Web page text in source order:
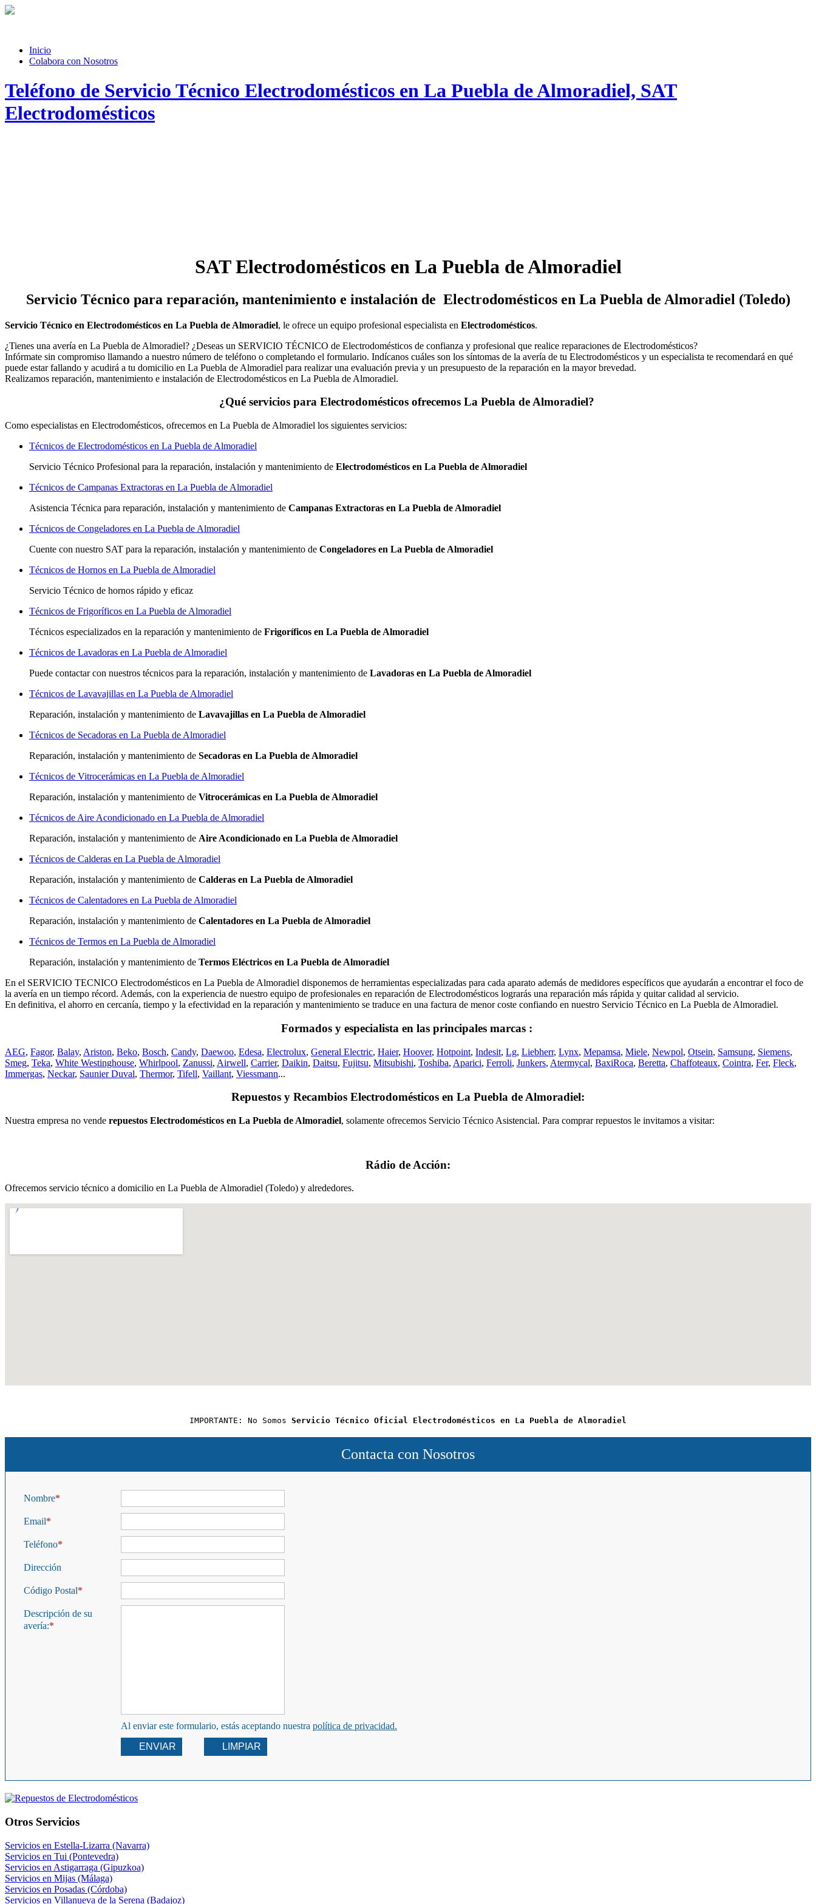
Inicio
Colabora con Nosotros
Teléfono de Servicio Técnico Electrodomésticos en La Puebla de Almoradiel, SAT
Electrodomésticos
SAT Electrodomésticos en La Puebla de Almoradiel
Servicio Técnico para reparación, mantenimiento e instalación de Electrodomésticos en La Puebla de Almoradiel (Toledo)
Servicio Técnico en Electrodomésticos en La Puebla de Almoradiel, le ofrece un equipo profesional especialista en Electrodomésticos.
¿Tienes una avería en La Puebla de Almoradiel? ¿Deseas un SERVICIO TÉCNICO de Electrodomésticos de confianza y profesional que realice reparaciones de Electrodomésticos?
Infórmate sin compromiso llamando a nuestro número de teléfono o completando el formulario. Indícanos cuáles son los síntomas de la avería de tu Electrodomésticos y un especialista te recomendará en qué
puede estar fallando y acudirá a tu domicilio en La Puebla de Almoradiel para realizar una evaluación previa y un presupuesto de la reparación en la mayor brevedad.
Realizamos reparación, mantenimiento e instalación de Electrodomésticos en La Puebla de Almoradiel.
¿Qué servicios para Electrodomésticos ofrecemos La Puebla de Almoradiel?
Como especialistas en Electrodomésticos, ofrecemos en La Puebla de Almoradiel los siguientes servicios:
Técnicos de Electrodomésticos en La Puebla de Almoradiel
Servicio Técnico Profesional para la reparación, instalación y mantenimiento de Electrodomésticos en La Puebla de Almoradiel
Técnicos de Campanas Extractoras en La Puebla de Almoradiel
Asistencia Técnica para reparación, instalación y mantenimiento de Campanas Extractoras en La Puebla de Almoradiel
Técnicos de Congeladores en La Puebla de Almoradiel
Cuente con nuestro SAT para la reparación, instalación y mantenimiento de Congeladores en La Puebla de Almoradiel
Técnicos de Hornos en La Puebla de Almoradiel
Servicio Técnico de hornos rápido y eficaz
Técnicos de Frigoríficos en La Puebla de Almoradiel
Técnicos especializados en la reparación y mantenimiento de Frigoríficos en La Puebla de Almoradiel
Técnicos de Lavadoras en La Puebla de Almoradiel
Puede contactar con nuestros técnicos para la reparación, instalación y mantenimiento de Lavadoras en La Puebla de Almoradiel
Técnicos de Lavavajillas en La Puebla de Almoradiel
Reparación, instalación y mantenimiento de Lavavajillas en La Puebla de Almoradiel
Técnicos de Secadoras en La Puebla de Almoradiel
Reparación, instalación y mantenimiento de Secadoras en La Puebla de Almoradiel
Técnicos de Vitrocerámicas en La Puebla de Almoradiel
Reparación, instalación y mantenimiento de Vitrocerámicas en La Puebla de Almoradiel
Técnicos de Aire Acondicionado en La Puebla de Almoradiel
Reparación, instalación y mantenimiento de Aire Acondicionado en La Puebla de Almoradiel
Técnicos de Calderas en La Puebla de Almoradiel
Reparación, instalación y mantenimiento de Calderas en La Puebla de Almoradiel
Técnicos de Calentadores en La Puebla de Almoradiel
Reparación, instalación y mantenimiento de Calentadores en La Puebla de Almoradiel
Técnicos de Termos en La Puebla de Almoradiel
Reparación, instalación y mantenimiento de Termos Eléctricos en La Puebla de Almoradiel
En el SERVICIO TECNICO Electrodomésticos en La Puebla de Almoradiel disponemos de herramientas especializadas para cada aparato además de medidores específicos que ayudarán a encontrar el foco de
la avería en un tiempo récord. Además, con la experiencia de nuestro equipo de profesionales en reparación de Electrodomésticos lograrás una reparación más rápida y quitar calidad al servicio.
En definitiva, el ahorro en cercanía, tiempo y la efectividad en la reparación y mantenimiento se traduce en una factura de menor coste confiando en nuestro Servicio Técnico en La Puebla de Almoradiel.
Formados y especialista en las principales marcas :
AEG, Fagor, Balay, Ariston, Beko, Bosch, Candy, Daewoo, Edesa, Electrolux, General Electric, Haier, Hoover, Hotpoint, Indesit, Lg, Liebherr, Lynx, Mepamsa, Miele, Newpol, Otsein, Samsung, Siemens,
Smeg, Teka, White Westinghouse, Whirlpool, Zanussi, Airwell, Carrier, Daikin, Daitsu, Fujitsu, Mitsubishi, Toshiba, Aparici, Ferroli, Junkers, Atermycal, BaxiRoca, Beretta, Chaffoteaux, Cointra, Fer, Fleck,
Immergas, Neckar, Saunier Duval, Thermor, Tifell, Vaillant, Viessmann...
Repuestos y Recambios Electrodomésticos en La Puebla de Almoradiel:
Nuestra empresa no vende repuestos Electrodomésticos en La Puebla de Almoradiel, solamente ofrecemos Servicio Técnico Asistencial. Para comprar repuestos le invitamos a visitar:
Rádio de Acción:
Ofrecemos servicio técnico a domicilio en La Puebla de Almoradiel (Toledo) y alrededores.
IMPORTANTE: No Somos Servicio Técnico Oficial Electrodomésticos en La Puebla de Almoradiel
Contacta con Nosotros
Nombre
Email
Teléfono
Dirección
Código Postal
Descripción de su
avería:
Al enviar este formulario, estás aceptando nuestra política de privacidad.
ENVIAR
LIMPIAR
Otros Servicios
Servicios en Estella-Lizarra (Navarra)
Servicios en Tui (Pontevedra)
Servicios en Astigarraga (Gipuzkoa)
Servicios en Mijas (Málaga)
Servicios en Posadas (Córdoba)
Servicios en Villanueva de la Serena (Badajoz)